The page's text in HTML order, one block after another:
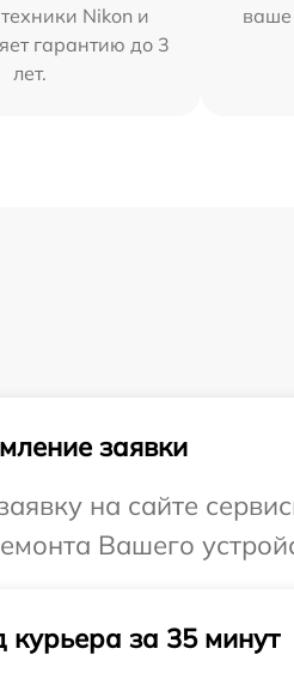
Nikon и
гарантию до 3
лет.
ваше
заявки
на сайте
Вашего
курьера за 35 минут